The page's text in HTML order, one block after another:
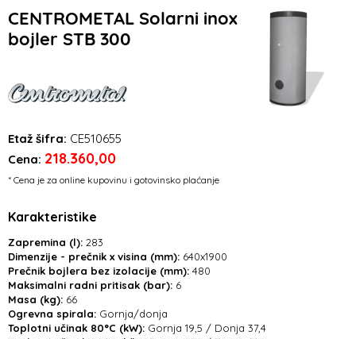
CENTROMETAL Solarni inox
bojler STB 300
Etaž šifra: CE510655
Cena: 218.360,00
* Cena je za online kupovinu i gotovinsko plaćanje
Karakteristike
Zapremina (l): 283
Dimenzije - prečnik x visina (mm): 640x1900
Prečnik bojlera bez izolacije (mm): 480
Maksimalni radni pritisak (bar): 6
Masa (kg): 66
Ogrevna spirala: Gornja/donja
Toplotni učinak 80°C (kW): Gornja 19,5 / Donja 37,4